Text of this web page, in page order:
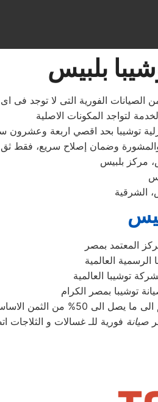
بلبيس
الصيانات الفورية التى لا توجد فى
مركز بلبيس
الشرقية
المعتمد بمصر
العالمية
توشيبا العالمية
توشيبا بمصر الكرام
من الثمن الاساسى
صيانة فورية للـ غسالات و الثلاجات